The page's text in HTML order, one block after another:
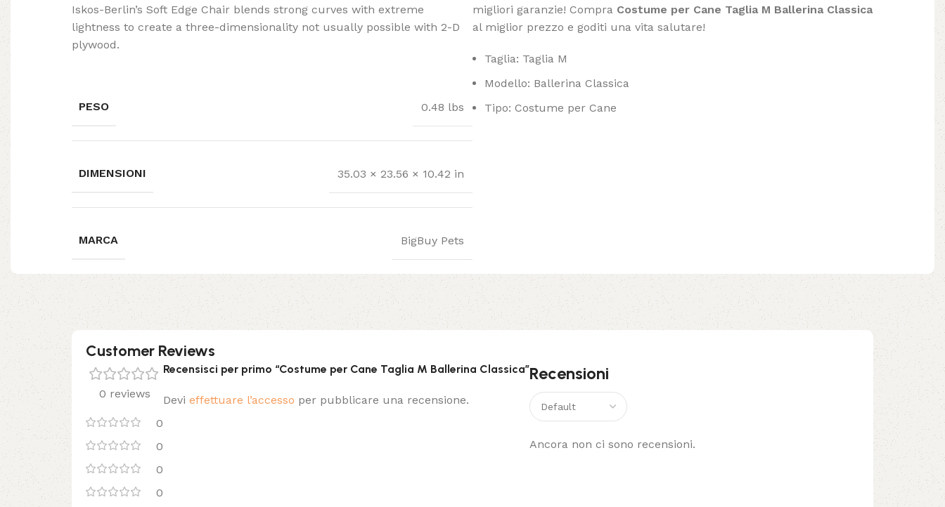
Iskos-Berlin’s Soft Edge Chair blends strong curves with extreme
lightness to create a three-dimensionality not usually possible with 2-D
plywood.
PESO 0.48 lbs
DIMENSIONI 35.03 × 23.56 × 10.42 in
MARCA BigBuy Pets
migliori garanzie! Compra Costume per Cane Taglia M Ballerina Classica
al miglior prezzo e goditi una vita salutare!
Taglia: Taglia M
Modello: Ballerina Classica
Tipo: Costume per Cane
Customer Reviews
0 reviews
0
0
0
0
Recensioni
Ancora non ci sono recensioni.
Recensisci per primo “Costume per Cane Taglia M Ballerina Classica”
Devi effettuare l’accesso per pubblicare una recensione.